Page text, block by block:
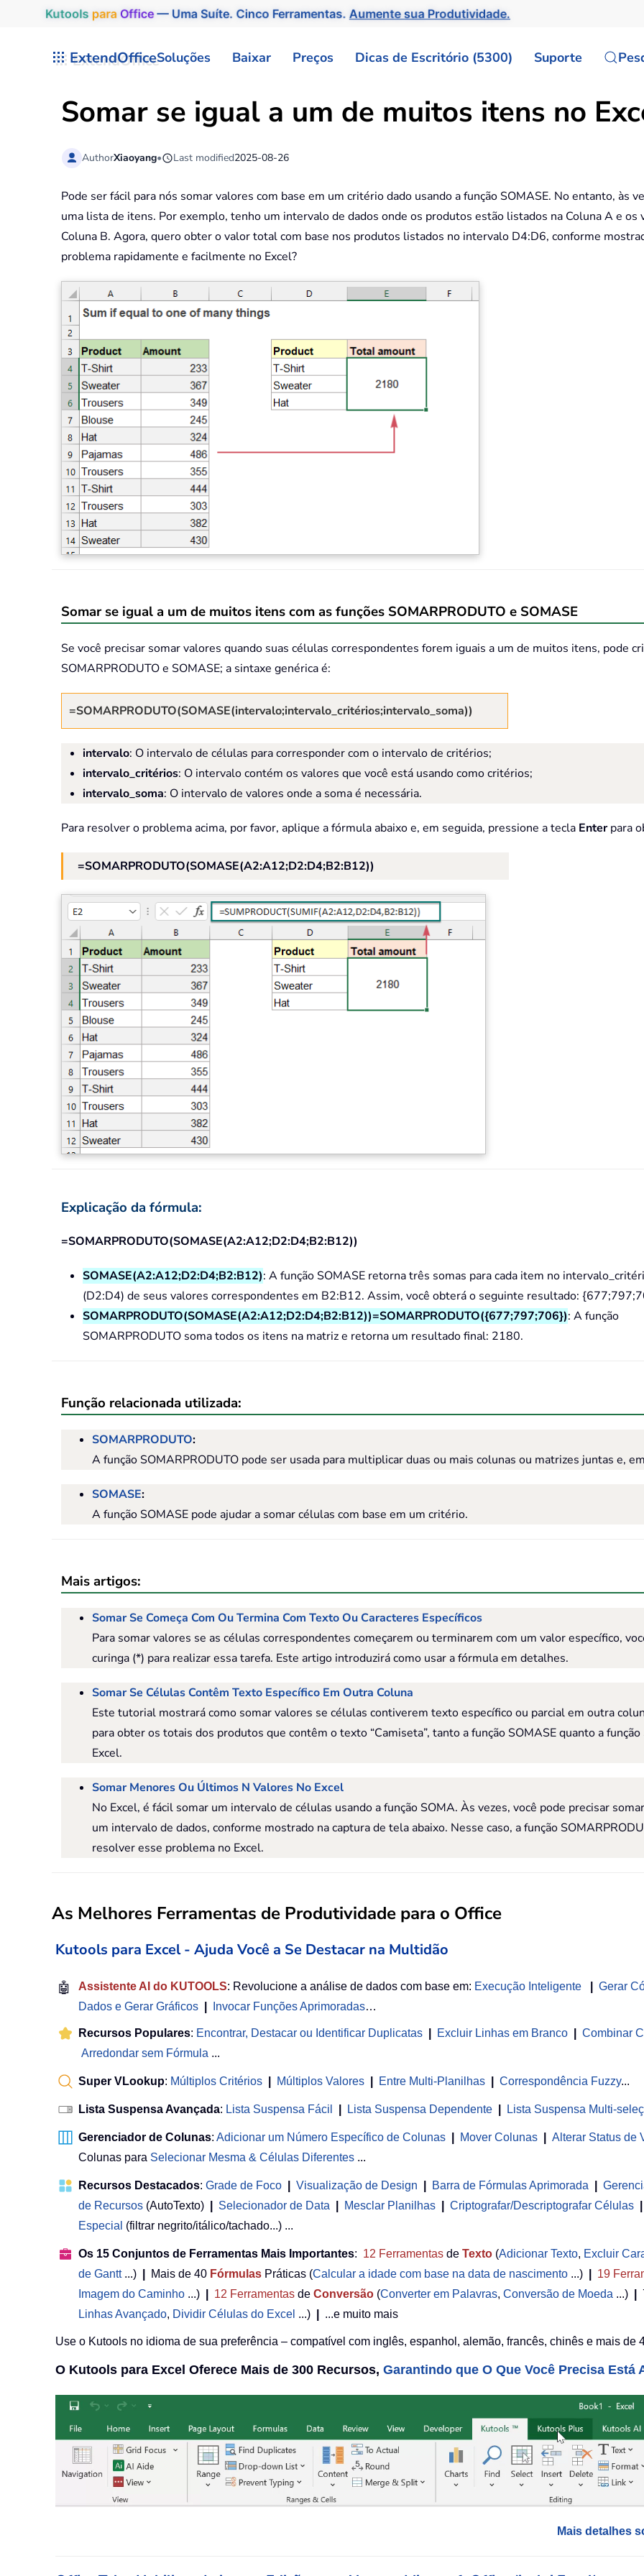
Kutools para Office— Uma Suíte. Cinco Ferramentas. Aumente sua Produtividade.
ExtendOfficeSoluções Baixar Preços Dicas de Escritório (5300) Suporte
Somar se igual a um de muitos itens no
AuthorXiaoyang• Last modified2025-08-26
Pode ser fácil para nós somar valores com base em um critério dado usando a função SOMASE. No entanto, às
uma lista de itens. Por exemplo, tenho um intervalo de dados onde os produtos estão listados na Coluna A e
Coluna B. Agora, quero obter o valor total com base nos produtos listados no intervalo D4:D6, conforme
problema rapidamente e facilmente no Excel?
Somar se igual a um de muitos itens com as funções SOMARPRODUTO e SOMASE
Se você precisar somar valores quando suas células correspondentes forem iguais a um de muitos itens, pode
SOMARPRODUTO e SOMASE; a sintaxe genérica é:
=SOMARPRODUTO(SOMASE(intervalo;intervalo_critérios;intervalo_soma))
intervalo: O intervalo de células para corresponder com o intervalo de critérios;
intervalo_critérios: O intervalo contém os valores que você está usando como critérios;
intervalo_soma: O intervalo de valores onde a soma é necessária.
Para resolver o problema acima, por favor, aplique a fórmula abaixo e, em seguida, pressione a tecla Enterpara
=SOMARPRODUTO(SOMASE(A2:A12;D2:D4;B2:B12))
Explicação da fórmula:
=SOMARPRODUTO(SOMASE(A2:A12;D2:D4;B2:B12))
SOMASE(A2:A12;D2:D4;B2:B12): A função SOMASE retorna três somas para cada item no
(D2:D4) de seus valores correspondentes em B2:B12. Assim, você obterá o seguinte resultado:
SOMARPRODUTO(SOMASE(A2:A12;D2:D4;B2:B12))=SOMARPRODUTO({677;797;706}): A função
SOMARPRODUTO soma todos os itens na matriz e retorna um resultado final: 2180.
Função relacionada utilizada:
SOMARPRODUTO:
A função SOMARPRODUTO pode ser usada para multiplicar duas ou mais colunas ou matrizes juntas e,
SOMASE:
A função SOMASE pode ajudar a somar células com base em um critério.
Mais artigos:
Somar Se Começa Com Ou Termina Com Texto Ou Caracteres Específicos
Para somar valores se as células correspondentes começarem ou terminarem com um valor específico,
curinga (*) para realizar essa tarefa. Este artigo introduzirá como usar a fórmula em detalhes.
Somar Se Células Contêm Texto Específico Em Outra Coluna
Este tutorial mostrará como somar valores se células contiverem texto específico ou parcial em outra
para obter os totais dos produtos que contêm o texto “Camiseta”, tanto a função SOMASE quanto a
Excel.
Somar Menores Ou Últimos N Valores No Excel
No Excel, é fácil somar um intervalo de células usando a função SOMA. Às vezes, você pode precisar
um intervalo de dados, conforme mostrado na captura de tela abaixo. Nesse caso, a função
resolver esse problema no Excel.
As Melhores Ferramentas de Produtividade para o Office
Kutools para Excel - Ajuda Você a Se Destacar na Multidão
🤖 Assistente AI do KUTOOLS: Revolucione a análise de dados com base em: Execução Inteligente
Gerar
Dados e Gerar Gráficos
Invocar Funções Aprimoradas…
Recursos Populares: Encontrar, Destacar ou Identificar Duplicatas Excluir Linhas em Branco
Combinar
Arredondar sem Fórmula ...
Super VLookup: Múltiplos Critérios Múltiplos Valores Entre Multi-Planilhas Correspondência Fuzzy...
Lista Suspensa Avançada: Lista Suspensa Fácil Lista Suspensa Dependente Lista Suspensa Multi-
Gerenciador de Colunas: Adicionar um Número Específico de Colunas Mover Colunas
Alterar Status de
Colunas para Selecionar Mesma & Células Diferentes ...
Recursos Destacados: Grade de Foco Visualização de Design Barra de Fórmulas Aprimorada
de Recursos (AutoTexto) Selecionador de Data Mesclar Planilhas Criptografar/Descriptografar Células
Especial (filtrar negrito/itálico/tachado...) ...
Os 15 Conjuntos de Ferramentas Mais Importantes: 12 Ferramentas de Texto (Adicionar Texto, Excluir
de Gantt...) Mais de 40 Fórmulas Práticas (Calcular a idade com base na data de nascimento ...) 19
Imagem do Caminho ...) 12 Ferramentas de Conversão (Converter em Palavras, Conversão de Moeda ...)
Linhas Avançado, Dividir Células do Excel ...) ...e muito mais
Use o Kutools no idioma de sua preferência – compatível com inglês, espanhol, alemão, francês, chinês e mais de
O Kutools para Excel Oferece Mais de 300 Recursos, Garantindo que O Que Você Precisa Está
Mais detalhes